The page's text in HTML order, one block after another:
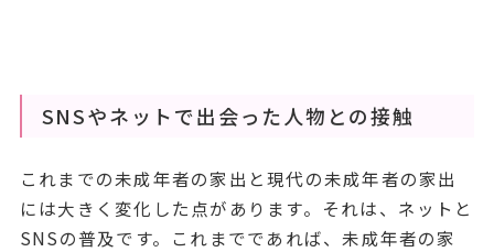
SNSやネットで出会った人物との接触
これまでの未成年者の家出と現代の未成年者の家出
には大きく変化した点があります。それは、ネットと
SNSの普及です。これまでであれば、未成年者の家